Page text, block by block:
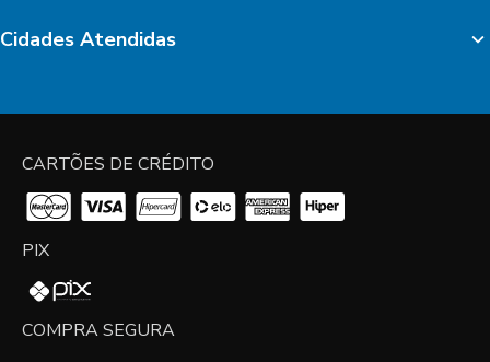
Cidades Atendidas
CARTÕES DE CRÉDITO
PIX
COMPRA SEGURA